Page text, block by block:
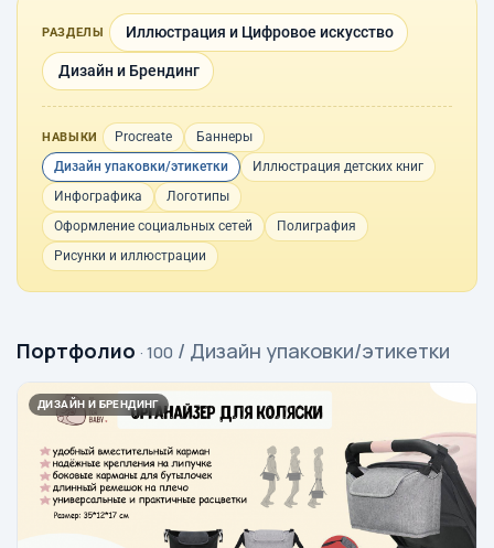
РАЗДЕЛЫ Иллюстрация и Цифровое искусство
Дизайн и Брендинг
НАВЫКИ Procreate
Баннеры
Дизайн упаковки/этикетки
Иллюстрация детских книг
Инфографика
Логотипы
Оформление социальных сетей
Полиграфия
Рисунки и иллюстрации
Портфолио · 100 / Дизайн упаковки/этикетки
ДИЗАЙН И БРЕНДИНГ